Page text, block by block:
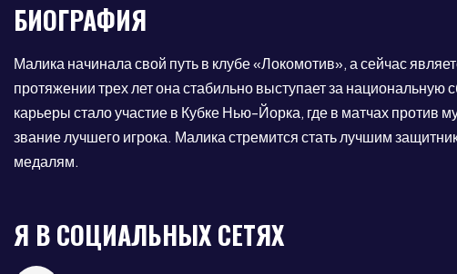
БИОГРАФИЯ
Малика начинала свой путь в клубе «Локомотив», а сейчас
протяжении трех лет она стабильно выступает за
карьеры стало участие в Кубке Нью-Йорка, где в матчах против
звание лучшего игрока. Малика стремится стать лучшим
медалям.
Я В СОЦИАЛЬНЫХ СЕТЯХ